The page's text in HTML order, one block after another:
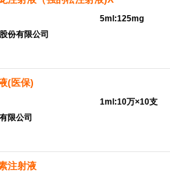
份有限公司
5ml:125mg
(医保)
限公司
1ml:10万×10支
注射液